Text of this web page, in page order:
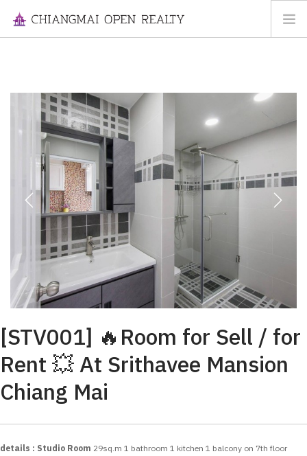
FOR SALE
INFORMATION
ABOUT US
CONTACT US
Previous
[STV001] 🔥Room for Sell / for
Rent 💥 At Srithavee Mansion
Chiang Mai
details : Studio Room 29sq.m 1 bathroom 1 kitchen 1 balcony on 7th floor